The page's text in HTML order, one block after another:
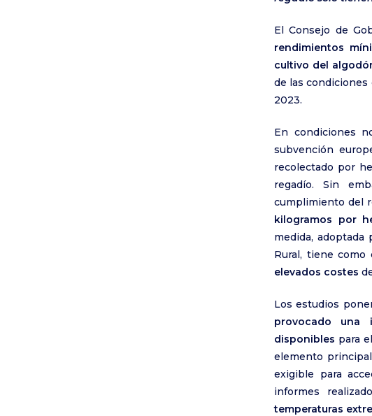
El Consejo de
rendimientos
cultivo del
de las condiciones
2023.
En condiciones
subvención
recolectado por
regadío. Sin
cumplimiento del
kilogramos por
medida, adoptada
Rural, tiene como
elevados costes
Los estudios
provocado una
disponibles para
elemento
exigible para
informes
temperaturas